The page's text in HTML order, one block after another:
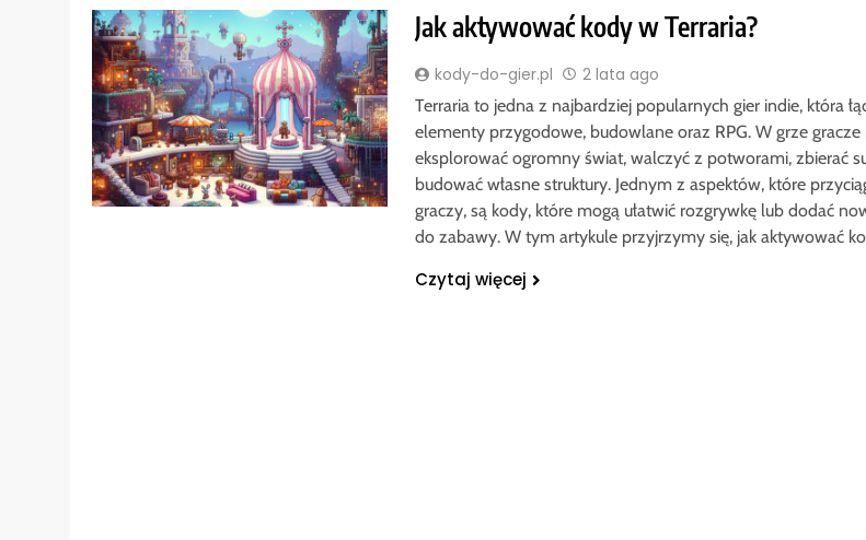
Jak aktywować kody w Terraria?
kody-do-gier.pl 2 lata ago
Terraria to jedna z najbardziej popularnych gier indie, która
elementy przygodowe, budowlane oraz RPG. W grze gracze
eksplorować ogromny świat, walczyć z potworami, zbierać
budować własne struktury. Jednym z aspektów, które
graczy, są kody, które mogą ułatwić rozgrywkę lub dodać
do zabawy. W tym artykule przyjrzymy się, jak aktywować
Czytaj więcej